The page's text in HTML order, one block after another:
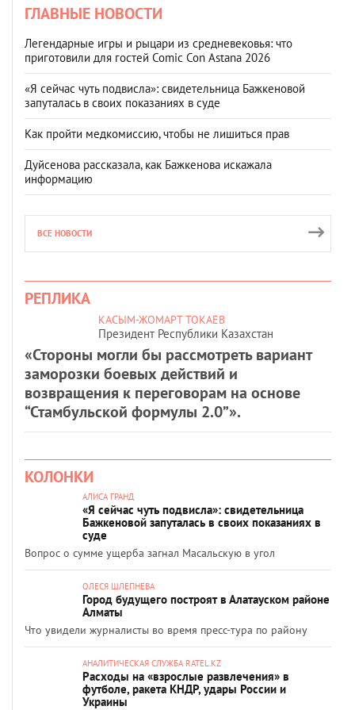
ГЛАВНЫЕ НОВОСТИ
Легендарные игры и рыцари из средневековья: что
приготовили для гостей Comic Con Astana 2026
«Я сейчас чуть подвисла»: свидетельница Бажкеновой
запуталась в своих показаниях в суде
Как пройти медкомиссию, чтобы не лишиться прав
Дуйсенова рассказала, как Бажкенова искажала
информацию
ВСЕ НОВОСТИ
РЕПЛИКА
КАСЫМ-ЖОМАРТ ТОКАЕВ
Президент Республики Казахстан
«Стороны могли бы рассмотреть вариант
заморозки боевых действий и
возвращения к переговорам на основе
“Стамбульской формулы 2.0”».
КОЛОНКИ
АЛИСА ГРАНД
«Я сейчас чуть подвисла»: свидетельница
Бажкеновой запуталась в своих показаниях в
суде
Вопрос о сумме ущерба загнал Масальскую в угол
ОЛЕСЯ ШЛЕПНЕВА
Город будущего построят в Алатауском районе
Алматы
Что увидели журналисты во время пресс-тура по району
АНАЛИТИЧЕСКАЯ СЛУЖБА RATEL.KZ
Расходы на «взрослые развлечения» в
футболе, ракета КНДР, удары России и
Украины